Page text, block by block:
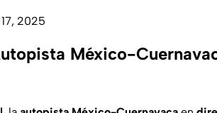
2025
México-